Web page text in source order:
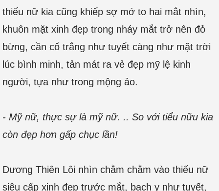
thiếu nữ kia cũng khiếp sợ mở to hai mắt nhìn,
khuôn mặt xinh đẹp trong nháy mắt trở nên đỏ
bừng, cần cổ trắng như tuyết càng như mặt trời
lúc bình minh, tản mát ra vẻ đẹp mỹ lệ kinh
người, tựa như trong mộng ảo.
- Mỹ nữ, thực sự là mỹ nữ. .. So với tiểu nữu kia
còn đẹp hơn gấp chục lần!
Dương Thiên Lôi nhìn chằm chằm vào thiếu nữ
siêu cấp xinh đẹp trước mắt, bạch y như tuyết,